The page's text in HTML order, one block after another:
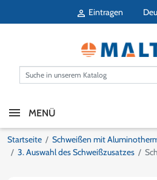
 Eintragen
MENÜ
Startseite Schweißen mit
3. Auswahl des Schweißzusatzes